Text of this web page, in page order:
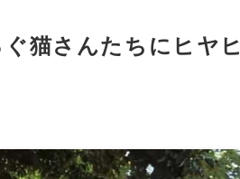
猫さんたちにヒヤヒ